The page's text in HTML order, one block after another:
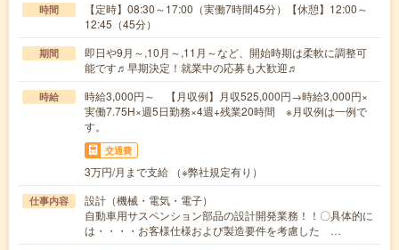
時間
【定時】08:30～17:00（実働7時間45分）【休憩】12:00～
12:45（45分）
期間
即日や9月～,10月～,11月～など、開始時期は柔軟に調整可
能です♬早期決定！就業中の応募も大歓迎♬
時給
時給3,000円～ 【月収例】月収525,000円→時給3,000円×
実働7.75H×週5日勤務×4週+残業20時間 ※月収例は一例で
す。
交通費
3万円/月まで支給 （※弊社規定有り）
仕事内容
設計（機械・電気・電子）
自動車用サスペンション部品の設計開発業務！！〇具体的に
は・・・・お客様仕様および製造要件を考慮した …